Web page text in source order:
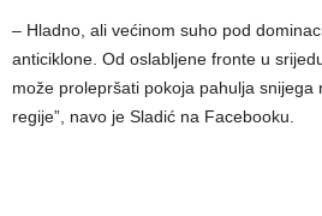
– Hladno, ali većinom suho pod
anticiklone. Od oslabljene fronte u
može prolepršati pokoja pahulja snijega
regije”, navo je Sladić na Facebooku.